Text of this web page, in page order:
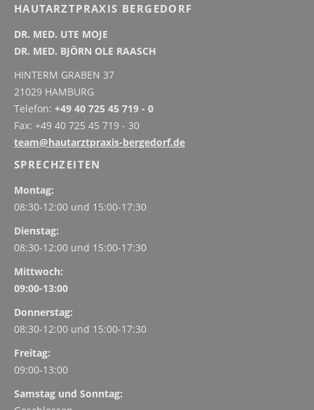
HAUTARZTPRAXIS BERGEDORF
DR. MED. UTE MOJE
DR. MED. BJÖRN OLE RAASCH
HINTERM GRABEN 37
21029 HAMBURG
Telefon: +49 40 725 45 719 - 0
Fax: +49 40 725 45 719 - 30
team@hautarztpraxis-bergedorf.de
SPRECHZEITEN
Montag:
08:30-12:00 und 15:00-17:30
Dienstag:
08:30-12:00 und 15:00-17:30
Mittwoch:
09:00-13:00
Donnerstag:
08:30-12:00 und 15:00-17:30
Freitag:
09:00-13:00
Samstag und Sonntag: